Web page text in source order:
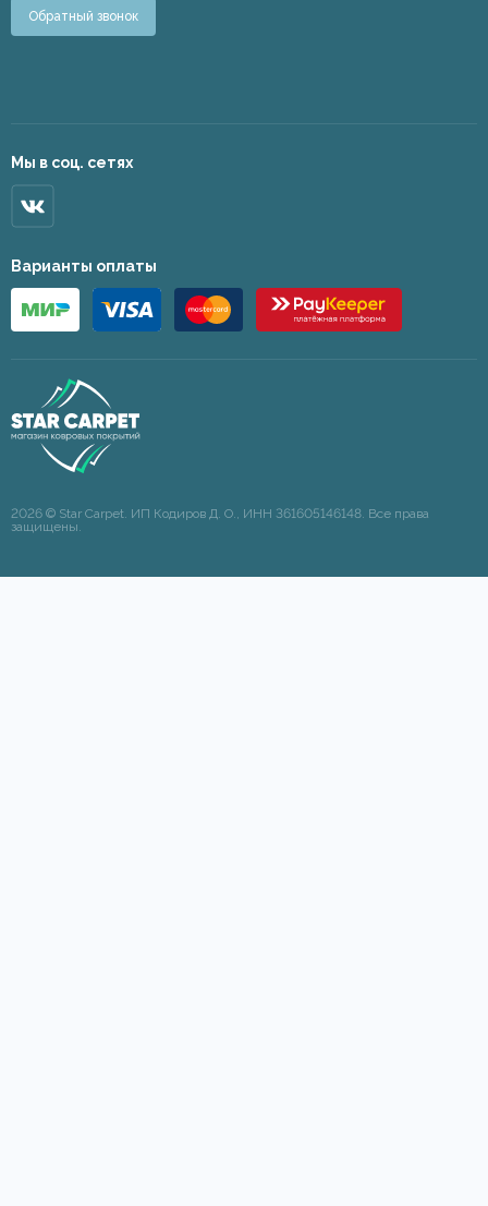
Обратный звонок
Мы в соц. сетях
Варианты оплаты
2026 © Star Carpet. ИП Кодиров Д. О., ИНН 361605146148. Все права
защищены.